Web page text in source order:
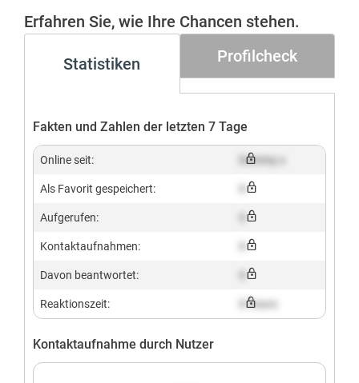
Erfahren Sie, wie Ihre Chancen stehen.
Statistiken Profilcheck
Fakten und Zahlen der letzten 7 Tage
Online seit: Dummy x
Als Favorit gespeichert:
Aufgerufen:
Kontaktaufnahmen:
Davon beantwortet:
Reaktionszeit: X hours
Kontaktaufnahme durch Nutzer